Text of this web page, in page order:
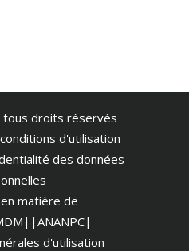
tous droits réservés
d'utilisation
des données
matière de
|ANANPC|
d'utilisation